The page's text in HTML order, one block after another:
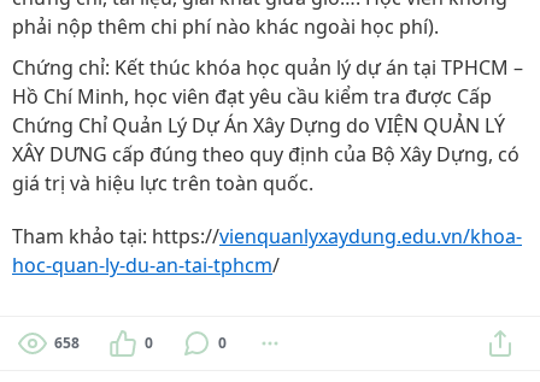
phải nộp thêm chi phí nào khác ngoài học phí).
Chứng chỉ: Kết thúc khóa học quản lý dự án tại TPHCM –
Hồ Chí Minh, học viên đạt yêu cầu kiểm tra được Cấp
Chứng Chỉ Quản Lý Dự Án Xây Dựng do VIỆN QUẢN LÝ
XÂY DƯNG cấp đúng theo quy định của Bộ Xây Dựng, có
giá trị và hiệu lực trên toàn quốc.
Tham khảo tại: https://vienquanlyxaydung.edu.vn/khoa-
hoc-quan-ly-du-an-tai-tphcm/
658 0 0